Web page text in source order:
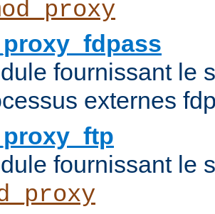
fournissant le
externes
fournissant le